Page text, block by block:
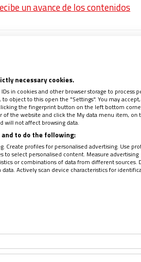
un avance de los contenidos
esa ley es
por su alta densidad poblacional y
acudieron a la Asamblea
derogación.
“político o ideológico”
previo a su visita con
en San Salvador, donde cada
lugar, dondepidieron al santo
de las comunidades y la
necessary cookies.
in cookies and other browser storage to process
object to this open the "Settings". You may
the fingerprint button on the left bottom
the website and click the My data menu item, on
will not affect browsing data.
to do the following:
Create profiles for personalised advertising. Use
to select personalised content. Measure advertising
or combinations of data from different sources.
Actively scan device characteristics for